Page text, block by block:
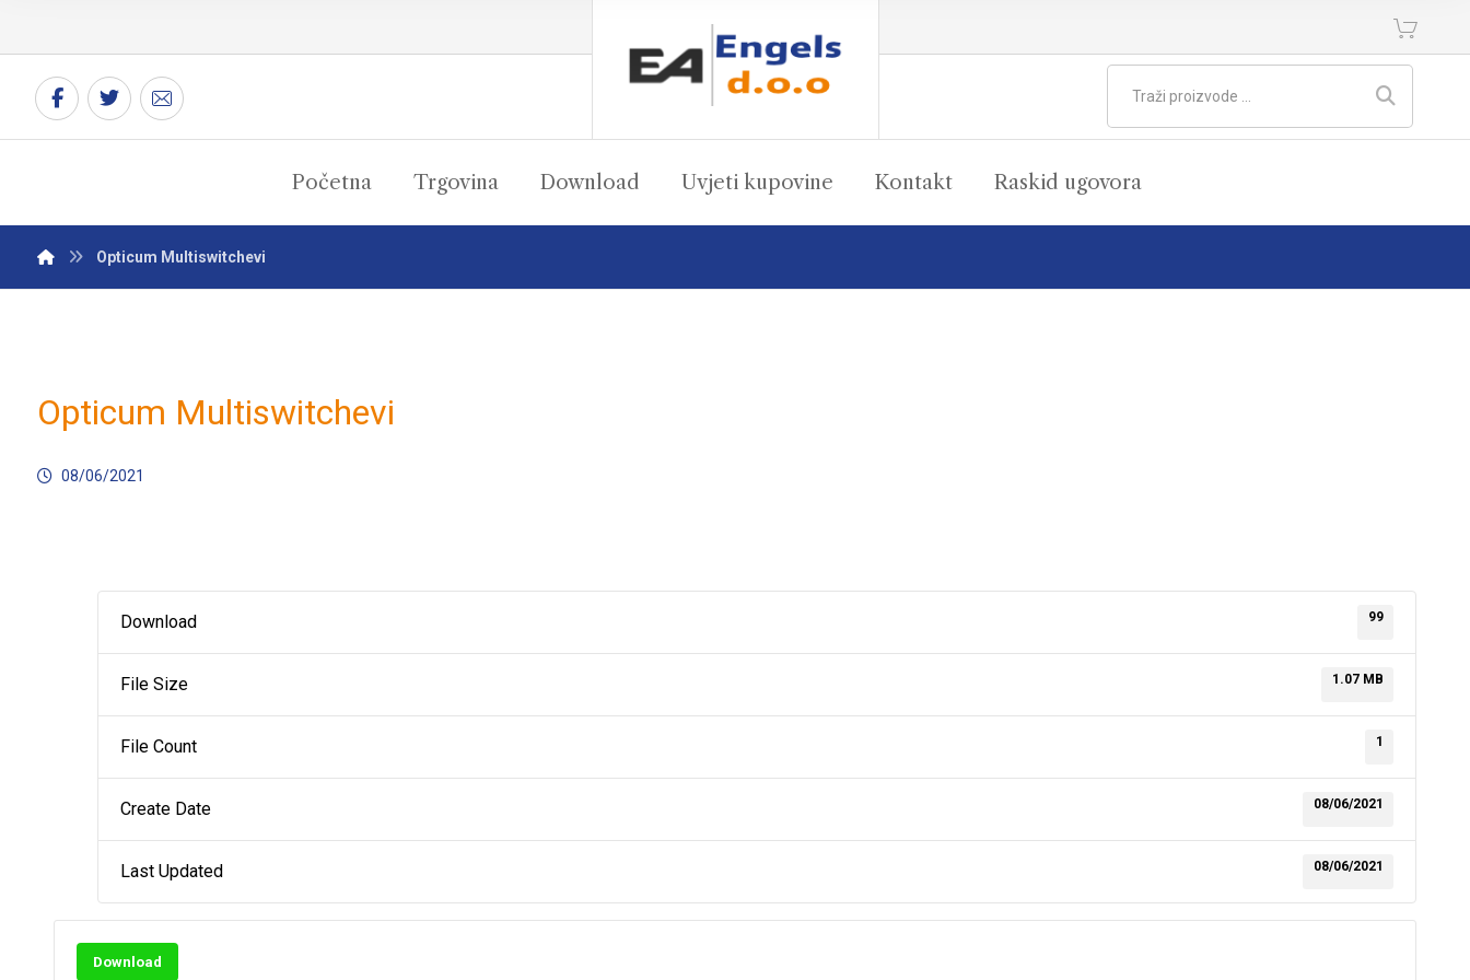
Početna Trgovina Download Uvjeti kupovine Kontakt Raskid ugovora
Opticum Multiswitchevi
Opticum Multiswitchevi
08/06/2021
Download 99
File Size 1.07 MB
File Count 1
Create Date 08/06/2021
Last Updated 08/06/2021
Download